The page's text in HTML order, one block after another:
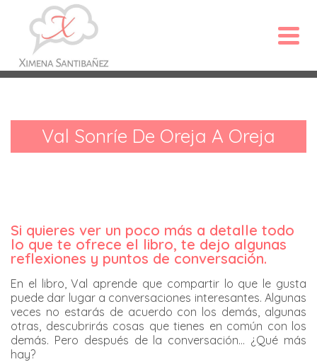
Val Sonríe De Oreja A Oreja
Si quieres ver un poco más a detalle todo
lo que te ofrece el libro, te dejo algunas
reflexiones y puntos de conversación.
En el libro, Val aprende que compartir lo que le gusta
puede dar lugar a conversaciones interesantes. Algunas
veces no estarás de acuerdo con los demás, algunas
otras, descubrirás cosas que tienes en común con los
demás. Pero después de la conversación... ¿Qué más
hay?